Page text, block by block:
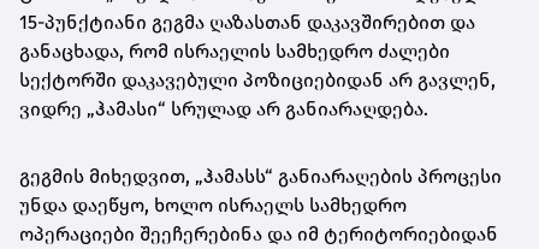
15-პუნქტიანი გეგმა ღაზასთან დაკავშირებით და
განაცხადა, რომ ისრაელის სამხედრო ძალები
სექტორში დაკავებული პოზიციებიდან არ გავლენ,
ვიდრე „ჰამასი“ სრულად არ განიარაღდება.
გეგმის მიხედვით, „ჰამასს“ განიარაღების პროცესი
უნდა დაეწყო, ხოლო ისრაელს სამხედრო
ოპერაციები შეეჩერებინა და იმ ტერიტორიებიდან